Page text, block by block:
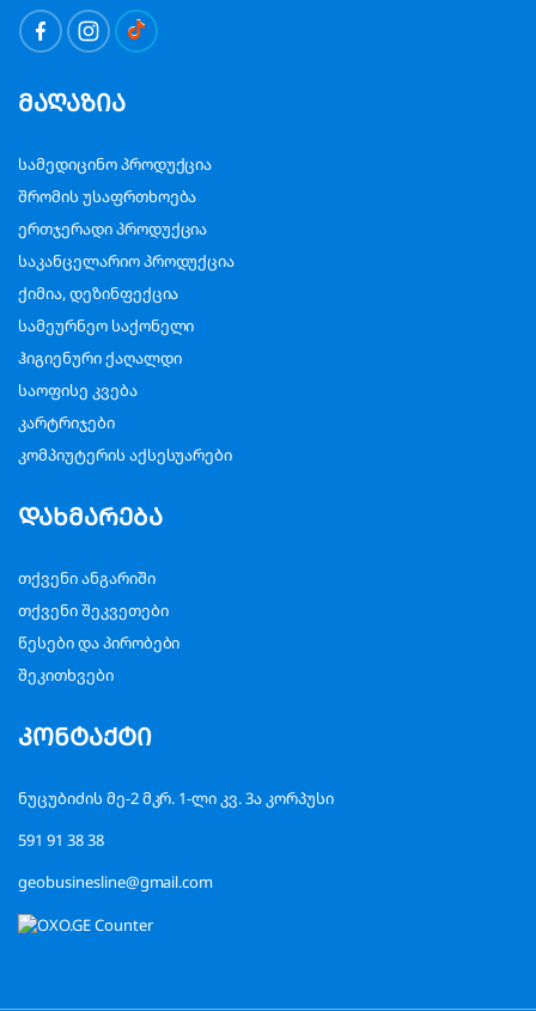
მაღაზია
სამედიცინო პროდუქცია
შრომის უსაფრთხოება
ერთჯერადი პროდუქცია
საკანცელარიო პროდუქცია
ქიმია, დეზინფექცია
სამეურნეო საქონელი
ჰიგიენური ქაღალდი
საოფისე კვება
კარტრიჯები
კომპიუტერის აქსესუარები
დახმარება
თქვენი ანგარიში
თქვენი შეკვეთები
წესები და პირობები
შეკითხვები
კონტაქტი
ნუცუბიძის მე-2 მკრ. 1-ლი კვ. 3ა კორპუსი
591 91 38 38
geobusinesline@gmail.com